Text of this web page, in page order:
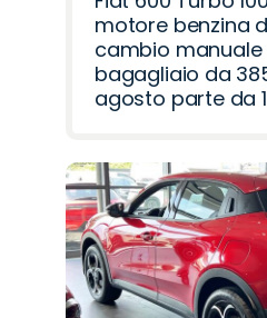
motore benzina
cambio
bagagliaio da
agosto parte da